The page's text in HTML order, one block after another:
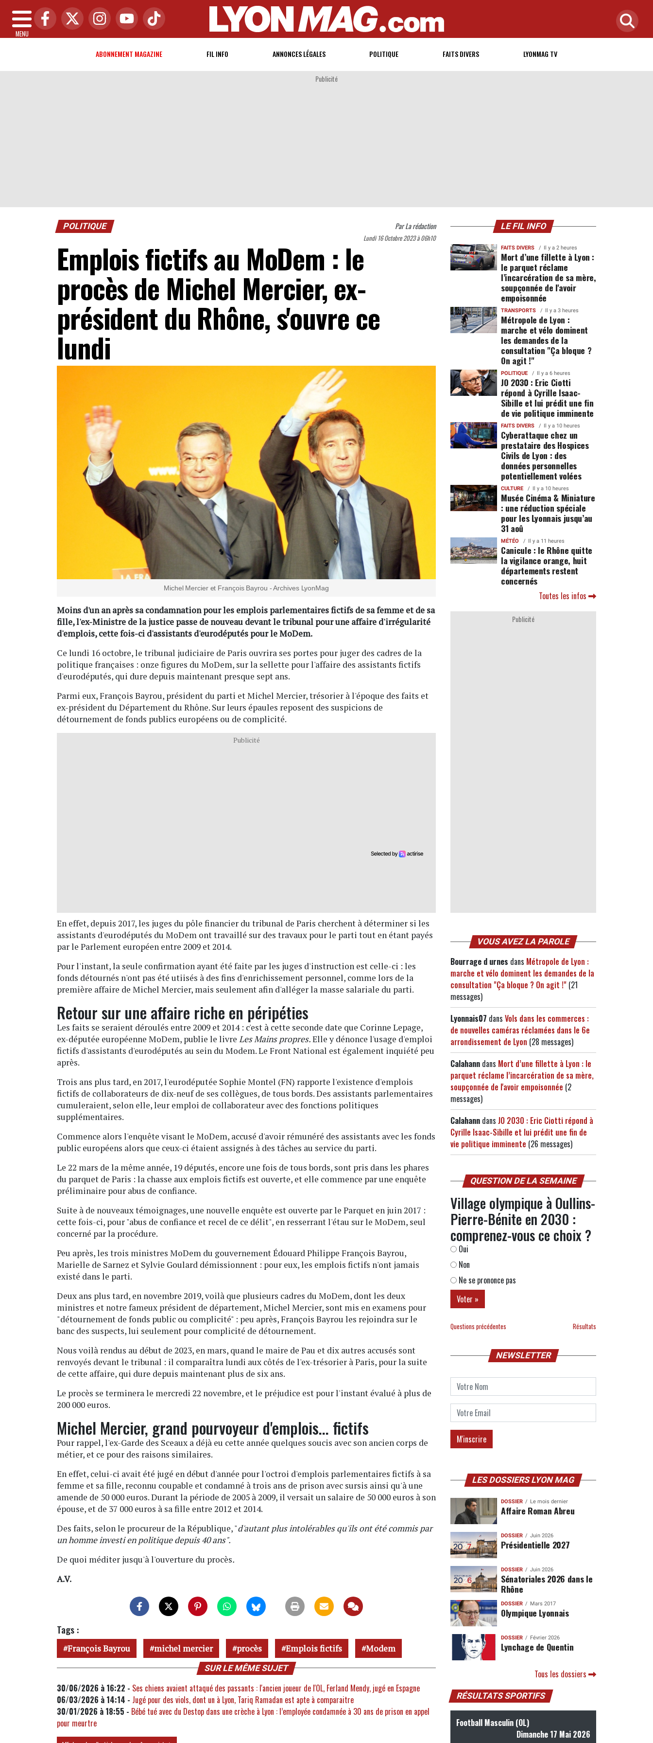
MENU
ABONNEMENT MAGAZINE FIL INFO ANNONCES LÉGALES POLITIQUE FAITS DIVERS LYONMAG TV
Publicité
POLITIQUE ParLa rédaction
Lundi 16 Octobre 2023 à 06h10
Emplois fictifs au MoDem : le
procès de Michel Mercier, ex-
président du Rhône, s'ouvre ce
lundi
Michel Mercier et François Bayrou - Archives LyonMag
Moins d'un an après sa condamnation pour les emplois parlementaires fictifs de sa femme et de sa
fille, l'ex-Ministre de la justice passe de nouveau devant le tribunal pour une affaire d'irrégularité
d'emplois, cette fois-ci d'assistants d'eurodéputés pour le MoDem.
Ce lundi 16 octobre, le tribunal judiciaire de Paris ouvrira ses portes pour juger des cadres de la
politique françaises : onze figures du MoDem, sur la sellette pour l'affaire des assistants fictifs
d'eurodéputés, qui dure depuis maintenant presque sept ans.
Parmi eux, François Bayrou, président du parti et Michel Mercier, trésorier à l'époque des faits et
ex-président du Département du Rhône. Sur leurs épaules reposent des suspicions de
détournement de fonds publics européens ou de complicité.
Publicité
En effet, depuis 2017, les juges du pôle financier du tribunal de Paris cherchent à déterminer si les
assistants d'eurodéputés du MoDem ont travaillé sur des travaux pour le parti tout en étant payés
par le Parlement européen entre 2009 et 2014.
Pour l'instant, la seule confirmation ayant été faite par les juges d'instruction est celle-ci : les
fonds détournés n'ont pas été utiisés à des fins d'enrichissement personnel, comme lors de la
première affaire de Michel Mercier, mais seulement afin d'alléger la masse salariale du parti.
Retour sur une affaire riche en péripéties
Les faits se seraient déroulés entre 2009 et 2014 : c'est à cette seconde date que Corinne Lepage,
ex-députée européenne MoDem, publie le livre Les Mains propres.Elle y dénonce l'usage d'emploi
fictifs d'assistants d'eurodéputés au sein du Modem. Le Front National est également inquiété peu
après.
Trois ans plus tard, en 2017, l'eurodéputée Sophie Montel (FN) rapporte l'existence d'emplois
fictifs de collaborateurs de dix-neuf de ses collègues, de tous bords. Des assistants parlementaires
cumuleraient, selon elle, leur emploi de collaborateur avec des fonctions politiques
supplémentaires.
Commence alors l'enquête visant le MoDem, accusé d'avoir rémunéré des assistants avec les fonds
public européens alors que ceux-ci étaient assignés à des tâches au service du parti.
Le 22 mars de la même année, 19 députés, encore une fois de tous bords, sont pris dans les phares
du parquet de Paris : la chasse aux emplois fictifs est ouverte, et elle commence par une enquête
préliminaire pour abus de confiance.
Suite à de nouveaux témoignages, une nouvelle enquête est ouverte par le Parquet en juin 2017 :
cette fois-ci, pour "abus de confiance et recel de ce délit", en resserrant l'étau sur le MoDem, seul
concerné par la procédure.
Peu après, les trois ministres MoDem du gouvernement Édouard Philippe François Bayrou,
Marielle de Sarnez et Sylvie Goulard démissionnent : pour eux, les emplois fictifs n'ont jamais
existé dans le parti.
Deux ans plus tard, en novembre 2019, voilà que plusieurs cadres du MoDem, dont les deux
ministres et notre fameux président de département, Michel Mercier, sont mis en examens pour
"détournement de fonds public ou complicité" : peu après, François Bayrou les rejoindra sur le
banc des suspects, lui seulement pour complicité de détournement.
Nous voilà rendus au début de 2023, en mars, quand le maire de Pau et dix autres accusés sont
renvoyés devant le tribunal : il comparaîtra lundi aux côtés de l'ex-trésorier à Paris, pour la suite
de cette affaire, qui dure depuis maintenant plus de six ans.
Le procès se terminera le mercredi 22 novembre, et le préjudice est pour l'instant évalué à plus de
200 000 euros.
Michel Mercier, grand pourvoyeur d'emplois... fictifs
Pour rappel, l'ex-Garde des Sceaux a déjà eu cette année quelques soucis avec son ancien corps de
métier, et ce pour des raisons similaires.
En effet, celui-ci avait été jugé en début d'année pour l'octroi d'emplois parlementaires fictifs à sa
femme et sa fille, reconnu coupable et condamné à trois ans de prison avec sursis ainsi qu'à une
amende de 50 000 euros. Durant la période de 2005 à 2009, il versait un salaire de 50 000 euros à son
épouse, et de 37 000 euros à sa fille entre 2012 et 2014.
Des faits, selon le procureur de la République, "d'autant plus intolérables qu'ils ont été commis par
un homme investi en politique depuis 40 ans".
De quoi méditer jusqu'à l'ouverture du procès.
A.V.
Tags :
François Bayrou michel mercier procès Emplois fictifs Modem
SUR LE MÊME SUJET
30/06/2026 à 16:22 - Ses chiens avaient attaqué des passants : l'ancien joueur de l'OL, Ferland Mendy, jugé en Espagne
06/03/2026 à 14:14 - Jugé pour des viols, dont un à Lyon, Tariq Ramadan est apte à comparaitre
30/01/2026 à 18:55 - Bébé tué avec du Destop dans une crèche à Lyon : l’employée condamnée à 30 ans de prison en appel
pour meurtre
LE FIL INFO
FAITS DIVERS Il y a 2 heures
Mort d’une fillette à Lyon :
le parquet réclame
l’incarcération de sa mère,
soupçonnée de l'avoir
empoisonnée
TRANSPORTS Il y a 3 heures
Métropole de Lyon :
marche et vélo dominent
les demandes de la
consultation "Ça bloque ?
On agit !"
POLITIQUE Il y a 6 heures
JO 2030 : Eric Ciotti
répond à Cyrille Isaac-
Sibille et lui prédit une fin
de vie politique imminente
FAITS DIVERS Il y a 10 heures
Cyberattaque chez un
prestataire des Hospices
Civils de Lyon : des
données personnelles
potentiellement volées
CULTURE Il y a 10 heures
Musée Cinéma & Miniature
: une réduction spéciale
pour les Lyonnais jusqu’au
31 aoû
MÉTÉO Il y a 11 heures
Canicule : le Rhône quitte
la vigilance orange, huit
départements restent
concernés
Toutes les infos
Publicité
VOUS AVEZ LA PAROLE
Bourrage d urnes dans Métropole de Lyon :
marche et vélo dominent les demandes de la
consultation "Ça bloque ? On agit !" (21
messages)
Lyonnais07 dans Vols dans les commerces :
de nouvelles caméras réclamées dans le 6e
arrondissement de Lyon (28 messages)
Calahann dans Mort d’une fillette à Lyon : le
parquet réclame l’incarcération de sa mère,
soupçonnée de l'avoir empoisonnée (2
messages)
Calahann dans JO 2030 : Eric Ciotti répond à
Cyrille Isaac-Sibille et lui prédit une fin de
vie politique imminente (26 messages)
QUESTION DE LA SEMAINE
Village olympique à Oullins-
Pierre-Bénite en 2030 :
comprenez-vous ce choix ?
Oui
Non
Ne se prononce pas
Questions précédentes Résultats
NEWSLETTER
LES DOSSIERS LYON MAG
DOSSIER Le mois dernier
Affaire Roman Abreu
DOSSIER Juin 2026
Présidentielle 2027
DOSSIER Juin 2026
Sénatoriales 2026 dans le
Rhône
DOSSIER Mars 2017
Olympique Lyonnais
DOSSIER Février 2026
Lynchage de Quentin
Tous les dossiers
RÉSULTATS SPORTIFS
Football Masculin (OL)
Dimanche 17 Mai 2026